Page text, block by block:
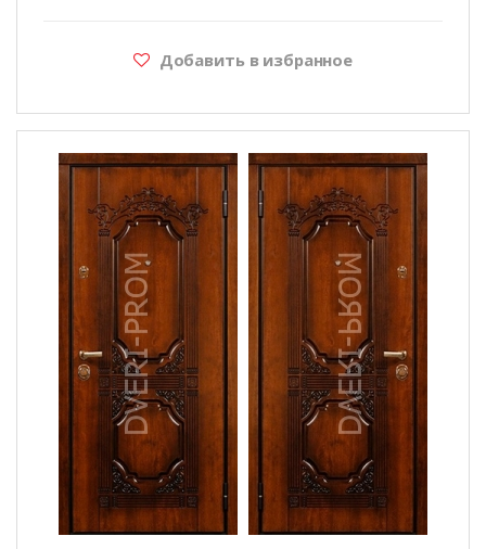
Добавить в избранное